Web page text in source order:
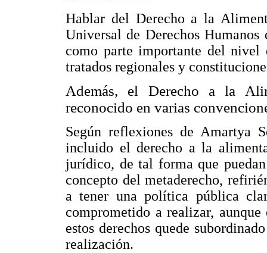
Hablar del Derecho a la
Universal de Derechos
como parte importante del nivel
tratados regionales y
Además, el Derecho a la
reconocido en varias
Según reflexiones de Amartya
incluido el derecho a la
jurídico, de tal forma que
concepto del metaderecho,
a tener una política pública
comprometido a realizar,
estos derechos quede
realización.